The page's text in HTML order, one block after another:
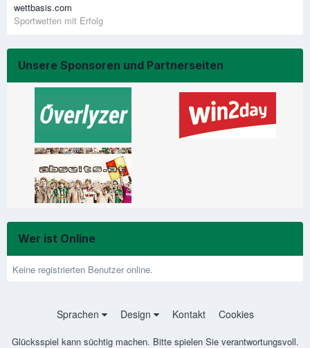
wettbasis.com
Sportwetten mit Erfolg
Unsere Sponsoren und Partnerseiten
Wer ist Online
Keine registrierten Benutzer online.
Sprachen Design Kontakt Cookies
Glücksspiel kann süchtig machen. Bitte spielen Sie verantwortungsvoll.